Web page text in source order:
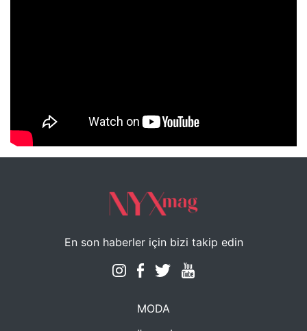
NYXmag 2. Yaş Kutlama Etkinliği
En son haberler için bizi takip edin
MODA